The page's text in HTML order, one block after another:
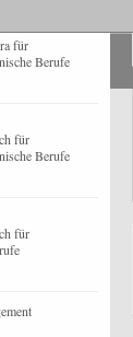
für
Berufe
für
Berufe
für